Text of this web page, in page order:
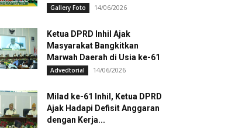
Gallery Foto 14/06/2026
Ketua DPRD Inhil Ajak
Masyarakat Bangkitkan
Marwah Daerah di Usia ke-61
Advedtorial 14/06/2026
Milad ke-61 Inhil, Ketua DPRD
Ajak Hadapi Defisit Anggaran
dengan Kerja...